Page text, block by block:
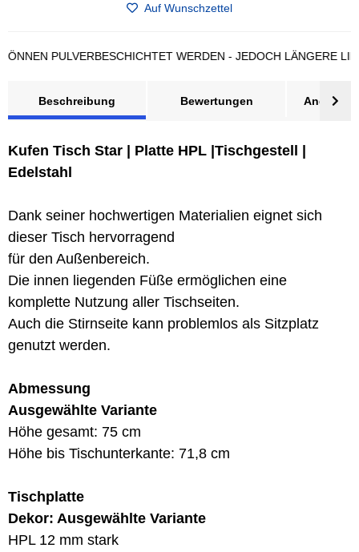
Auf Wunschzettel
PULVERBESCHICHTET WERDEN - JEDOCH LÄNGERE
Beschreibung Bewertungen Angebot
Kufen Tisch Star | Platte HPL |Tischgestell |
Edelstahl
Dank seiner hochwertigen Materialien eignet sich
dieser Tisch hervorragend
für den Außenbereich.
Die innen liegenden Füße ermöglichen eine
komplette Nutzung aller Tischseiten.
Auch die Stirnseite kann problemlos als Sitzplatz
genutzt werden.
Abmessung
Ausgewählte Variante
Höhe gesamt: 75 cm
Höhe bis Tischunterkante: 71,8 cm
Tischplatte
Dekor: Ausgewählte Variante
HPL 12 mm stark